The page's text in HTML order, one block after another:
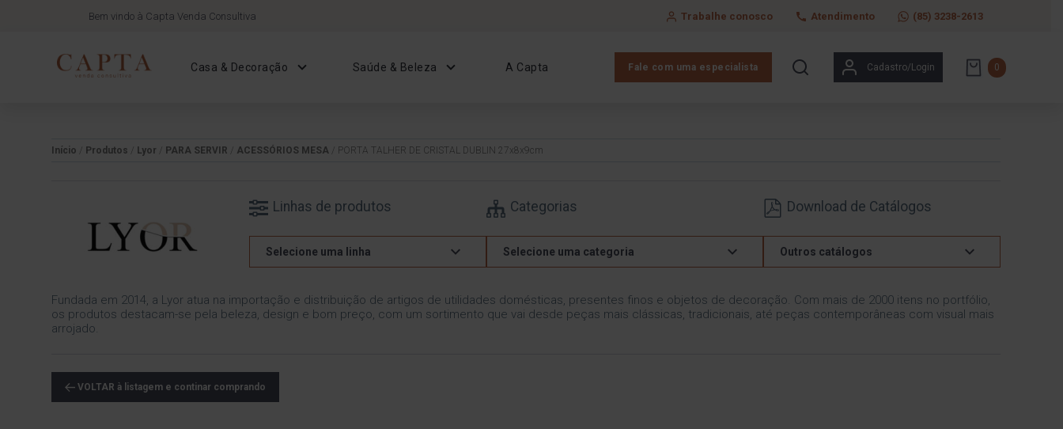
Bem vindo à Capta Venda Consultiva Trabalhe conosco Atendimento (85) 3238-2613
Casa & Decoração Saúde & Beleza A Capta Fale com uma especialista Cadastro/Login 0
Início Produtos Lyor PARA SERVIR ACESSÓRIOS MESA/ PORTA TALHER DE CRISTAL DUBLIN 27x8x9cm
Linhas de produtos
Selecione uma linha
Categorias
Selecione uma categoria
Download de Catálogos
Outros catálogos
Fundada em 2014, a Lyor atua na importação e distribuição de artigos de utilidades domésticas, presentes finos e objetos de decoração. Com mais de 2000 itens no portfólio,
os produtos destacam-se pela beleza, design e bom preço, com um sortimento que vai desde peças mais clássicas, tradicionais, até peças contemporâneas com visual mais
arrojado.
VOLTAR à listagem e continar comprando